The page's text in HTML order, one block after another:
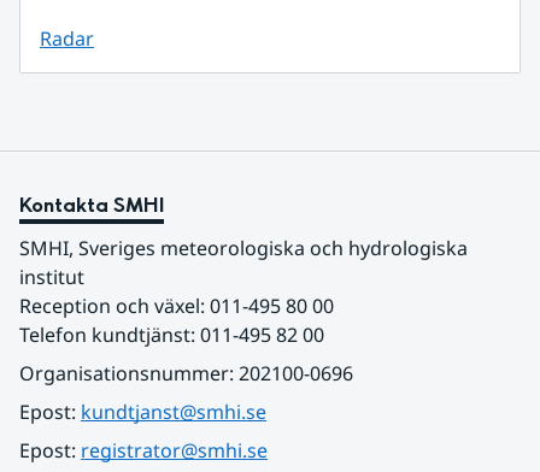
Radar
Kontakta SMHI
SMHI, Sveriges meteorologiska och hydrologiska
institut
Reception och växel: 011-495 80 00
Telefon kundtjänst: 011-495 82 00
Organisationsnummer: 202100-0696
Epost: kundtjanst@smhi.se
Epost: registrator@smhi.se